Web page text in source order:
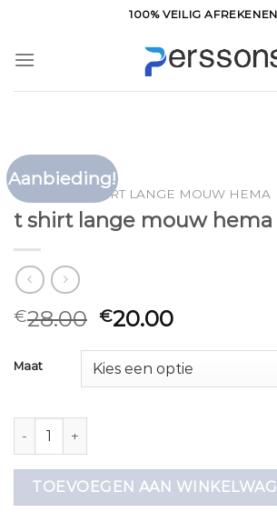
inhoud
100% VEILIG AFREKENEN
Aanbieding!
HOME T SHIRT LANGE MOUW HEMA
t shirt lange mouw hema
€28.00 €20.00
Maat
t shirt lange mouw hema aantal
TOEVOEGEN AAN